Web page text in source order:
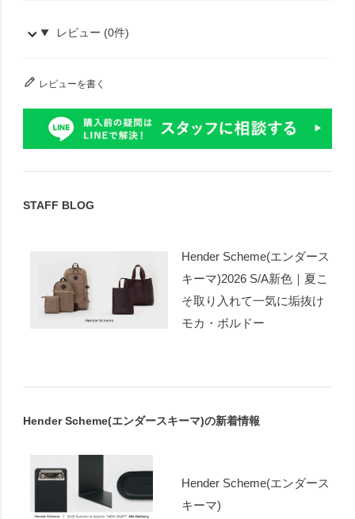
レビュー (0件)
レビューを書く
STAFF BLOG
Hender Scheme(エンダース
キーマ)2026 S/A新色｜夏こ
そ取り入れて一気に垢抜け
モカ・ボルドー
Hender Scheme(エンダースキーマ)の新着情報
Hender Scheme(エンダース
キーマ)